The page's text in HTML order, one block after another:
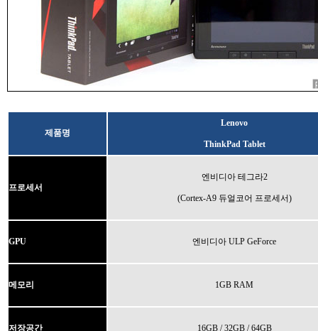
제품명
Lenovo
ThinkPad Tablet
프로세서
엔비디아 테그라2
(Cortex-A9 듀얼코어 프로세서)
GPU 엔비디아 ULP GeForce
메모리 1GB RAM
저장공간 16GB / 32GB / 64GB